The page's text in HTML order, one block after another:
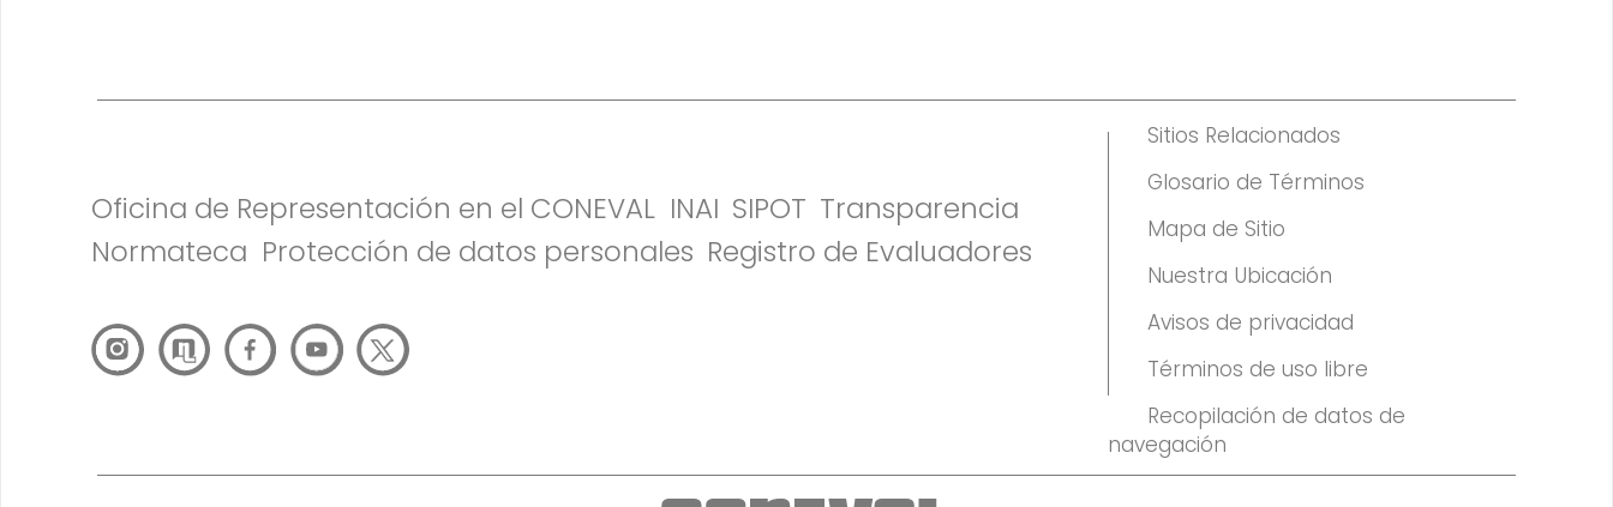
Oficina de Representación en el CONEVAL INAI SIPOT Transparencia
Normateca Protección de datos personales Registro de Evaluadores
Sitios Relacionados
Glosario de Términos
Mapa de Sitio
Nuestra Ubicación
Avisos de privacidad
Términos de uso libre
Recopilación de datos de
navegación